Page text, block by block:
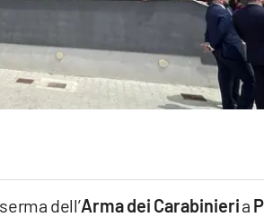
dell’Arma dei Carabinieria